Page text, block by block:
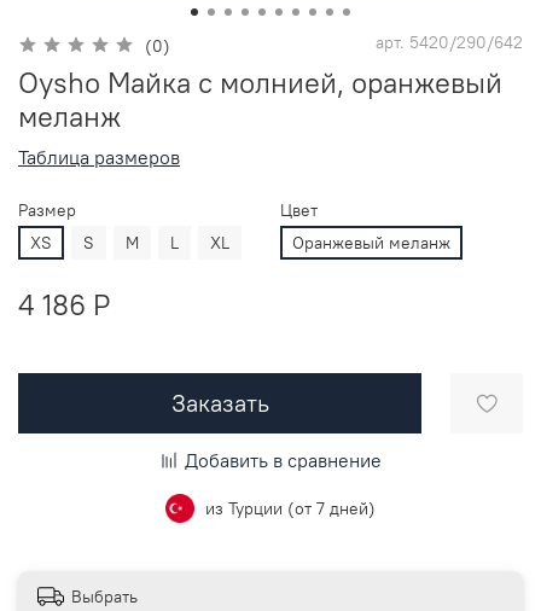
(0) арт. 5420/290/642
Oysho Майка с молнией, оранжевый
меланж
Таблица размеров
Размер
XS
S M L XL
Цвет
Оранжевый меланж
4 186 P
Заказать
Добавить в сравнение
из Турции (от 7 дней)
Выбрать